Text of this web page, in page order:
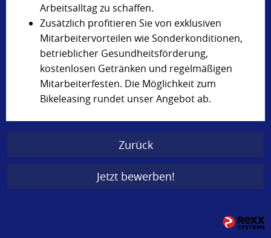
Arbeitsalltag zu schaffen.
Zusätzlich profitieren Sie von exklusiven
Mitarbeitervorteilen wie Sonderkonditionen,
betrieblicher Gesundheitsförderung,
kostenlosen Getränken und regelmäßigen
Mitarbeiterfesten. Die Möglichkeit zum
Bikeleasing rundet unser Angebot ab.
Zurück
Jetzt bewerben!